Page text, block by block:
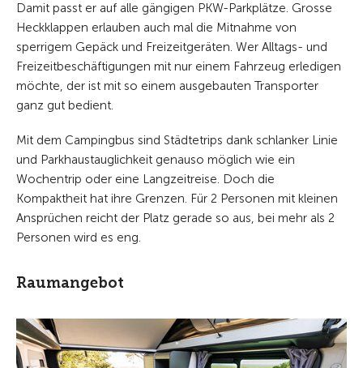
Damit passt er auf alle gängigen PKW-Parkplätze. Grosse
Heckklappen erlauben auch mal die Mitnahme von
sperrigem Gepäck und Freizeitgeräten. Wer Alltags- und
Freizeitbeschäftigungen mit nur einem Fahrzeug erledigen
möchte, der ist mit so einem ausgebauten Transporter
ganz gut bedient.
Mit dem Campingbus sind Städtetrips dank schlanker Linie
und Parkhaustauglichkeit genauso möglich wie ein
Wochentrip oder eine Langzeitreise. Doch die
Kompaktheit hat ihre Grenzen. Für 2 Personen mit kleinen
Ansprüchen reicht der Platz gerade so aus, bei mehr als 2
Personen wird es eng.
Raumangebot